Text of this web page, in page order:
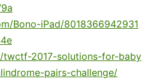
Bono-iPad/8018366942931
2017-solutions-for-baby
pairs-challenge/